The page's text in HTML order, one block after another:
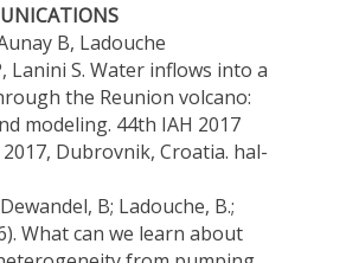
B, Ladouche
Lanini S. Water inflows into a
the Reunion volcano:
modeling. 44th IAH 2017
Dubrovnik, Croatia. hal-
B; Ladouche, B.;
What can we learn about